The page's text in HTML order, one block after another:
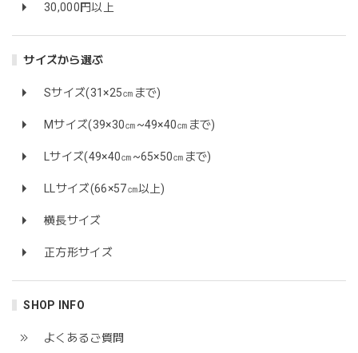
30,000円以上
サイズから選ぶ
Sサイズ(31×25㎝まで)
Mサイズ(39×30㎝~49×40㎝まで)
Lサイズ(49×40㎝~65×50㎝まで)
LLサイズ(66×57㎝以上)
横長サイズ
正方形サイズ
SHOP INFO
よくあるご質問